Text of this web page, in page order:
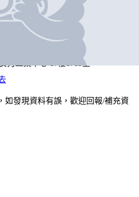
力工業中心 17樓1715室
如發現資料有誤，歡迎回報/補充資